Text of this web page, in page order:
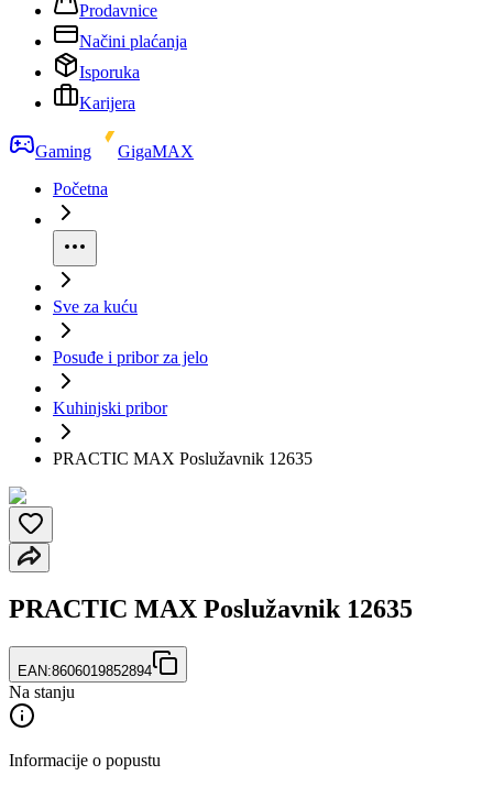
Prodavnice
Načini plaćanja
Isporuka
Karijera
Gaming
GigaMAX
Početna
Sve za kuću
Posuđe i pribor za jelo
Kuhinjski pribor
PRACTIC MAX Poslužavnik 12635
PRACTIC MAX Poslužavnik 12635
EAN:8606019852894
Na stanju
Informacije o popustu